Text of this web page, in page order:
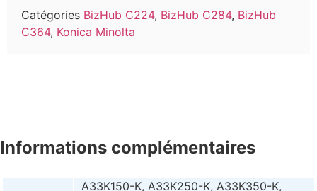
Catégories BizHub C224, BizHub C284, BizHub
C364, Konica Minolta
Informations complémentaires
A33K150-K, A33K250-K, A33K350-K,